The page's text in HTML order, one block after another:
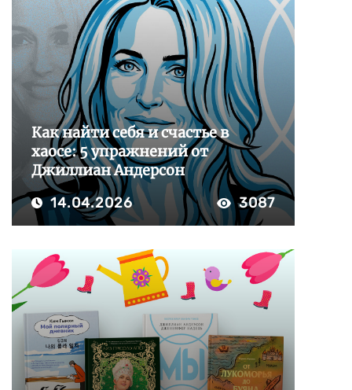
Как найти себя и счастье в
хаосе: 5 упражнений от
Джиллиан Андерсон
14.04.2026 3087